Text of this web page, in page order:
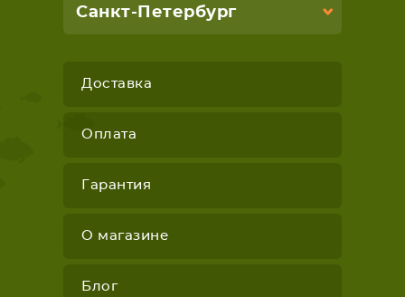
Санкт-Петербург
Доставка
Оплата
Гарантия
О магазине
Блог